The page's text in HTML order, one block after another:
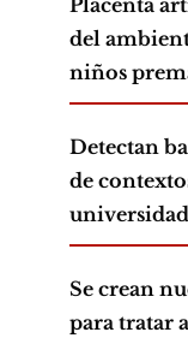
Placenta
del
niños
Detectan
de
universidad
Se crean
para tratar